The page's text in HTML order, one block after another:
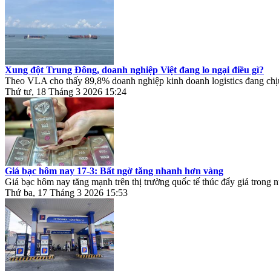
Xung đột Trung Đông, doanh nghiệp Việt đang lo ngại điều gì?
Theo VLA cho thấy 89,8% doanh nghiệp kinh doanh logistics đang
Thứ tư, 18 Tháng 3 2026 15:24
Giá bạc hôm nay 17-3: Bất ngờ tăng nhanh hơn vàng
Giá bạc hôm nay tăng mạnh trên thị trường quốc tế thúc đẩy giá trong
Thứ ba, 17 Tháng 3 2026 15:53